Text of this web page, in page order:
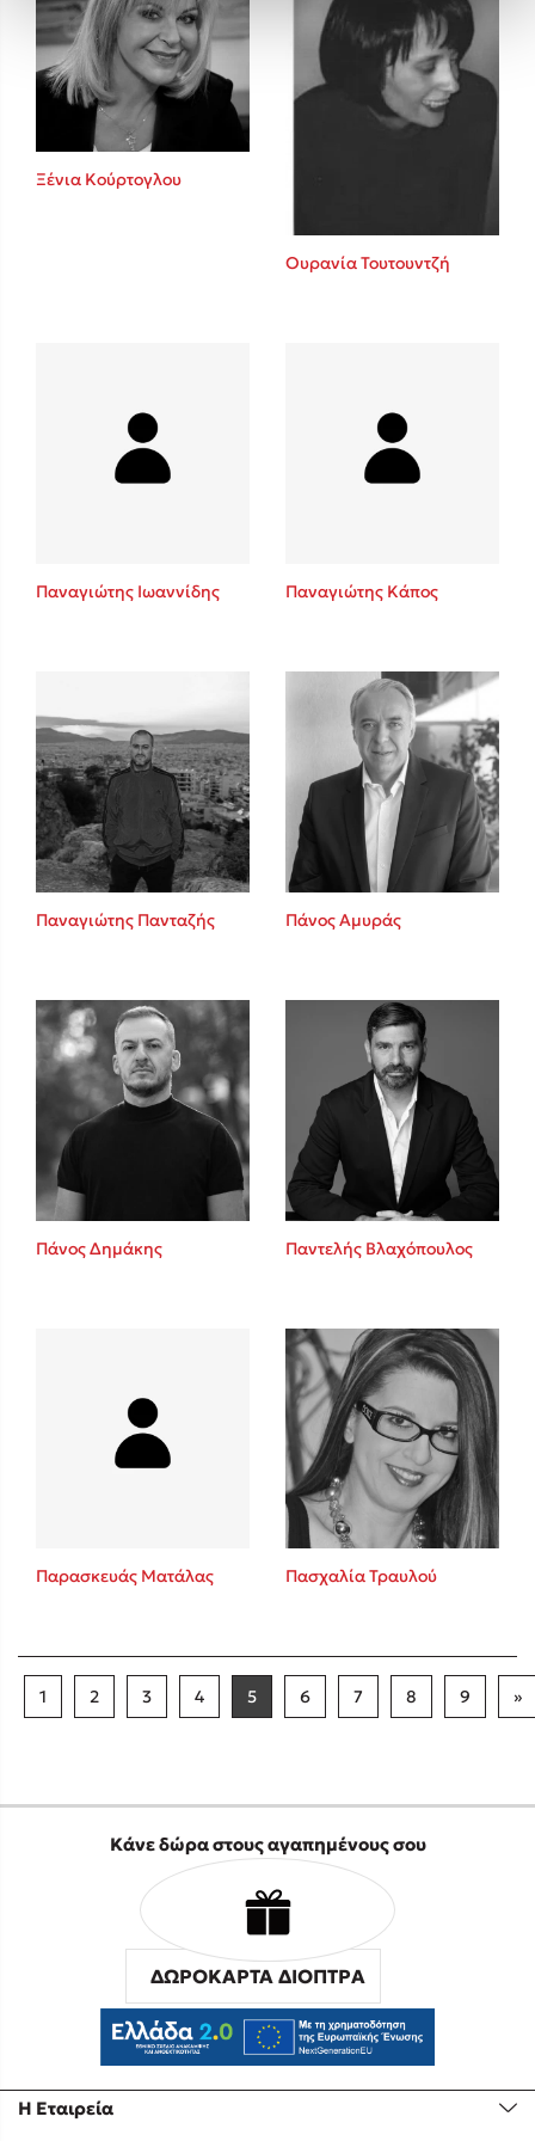
Ξένια Κούρτογλου
Ουρανία Τουτουντζή
Παναγιώτης Ιωαννίδης Παναγιώτης Κάπος
Παναγιώτης Πανταζής Πάνος Αμυράς
Πάνος Δημάκης Παντελής Βλαχόπουλος
Παρασκευάς Ματάλας Πασχαλία Τραυλού
1 2 3 4 5 6 7 8 9 »
Η Εταιρεία
Κάνε δώρα στους αγαπημένους σου
ΔΩΡΟΚΑΡΤΑ ΔΙΟΠΤΡΑ